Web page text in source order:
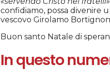
confidiamo, possa divenire
vescovo Girolamo
Buon santo Natale di
In questo